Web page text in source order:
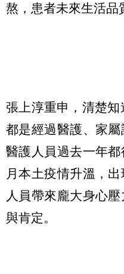
熬，患者未來生活品
張上淳重申，清楚知
都是經過醫護、家
醫護人員過去一年
月本土疫情升溫，
人員帶來龐大身心
與肯定。